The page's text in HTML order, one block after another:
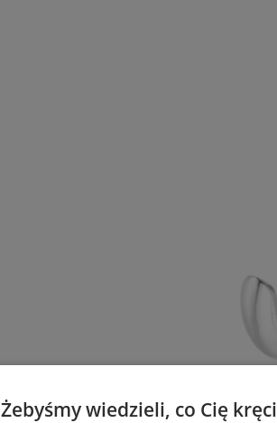
Żebyśmy wiedzieli, co Cię kręci